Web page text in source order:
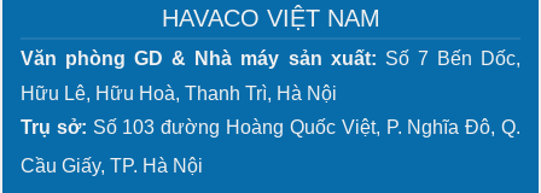
HAVACO VIỆT NAM
Văn phòng GD & Nhà máy sản xuất: Số 7 Bến Dốc,
Hữu Lê, Hữu Hoà, Thanh Trì, Hà Nội
Trụ sở: Số 103 đường Hoàng Quốc Việt, P. Nghĩa Đô, Q.
Cầu Giấy, TP. Hà Nội